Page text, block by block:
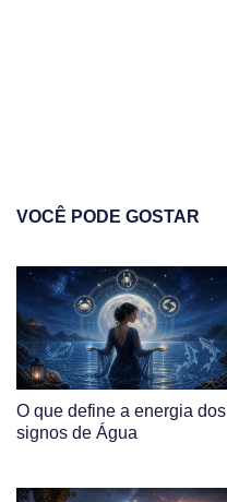
VOCÊ PODE GOSTAR
O que define a energia dos
signos de Água